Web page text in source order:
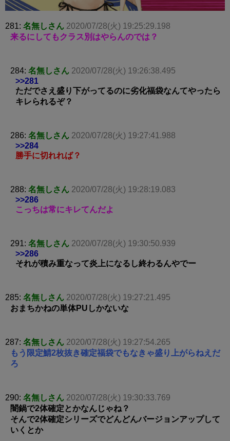
281: 名無しさん 2020/07/28(火) 19:25:29.198
来るにしてもクラス別はやらんのでは？
284: 名無しさん 2020/07/28(火) 19:26:38.495
>>281
ただでさえ盛り下がってるのに劣化福袋なんてやったら
キレられるぞ？
286: 名無しさん 2020/07/28(火) 19:27:41.988
>>284
勝手に切れれば？
288: 名無しさん 2020/07/28(火) 19:28:19.083
>>286
こっちは常にキレてんだよ
291: 名無しさん 2020/07/28(火) 19:30:50.939
>>286
それが積み重なって炎上になるし終わるんやでー
285: 名無しさん 2020/07/28(火) 19:27:21.495
おまちかねの単体PUしかないな
287: 名無しさん 2020/07/28(火) 19:27:54.265
もう限定鯖2枚抜き確定福袋でもなきゃ盛り上がらねえだ
ろ
290: 名無しさん 2020/07/28(火) 19:30:33.769
闇鍋で2体確定とかなんじゃね？
そんで2体確定シリーズでどんどんバージョンアップして
いくとか